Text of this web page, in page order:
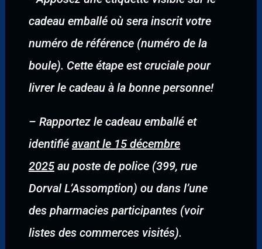
cadeau emballé où sera inscrit votre
numéro de référence (numéro de la
boule). Cette étape est cruciale pour
livrer le cadeau à la bonne personne!
– Rapportez le cadeau emballé et
identifié avant le 15 décembre
2025au poste de police (399, rue
Dorval L’Assomption) ou dans l’une
des pharmacies participantes (voir
listes des commerces visités).